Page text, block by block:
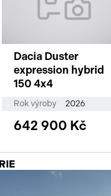
Dacia Duster
expression hybrid
150 4x4
Rok výroby 2026
642 900 Kč